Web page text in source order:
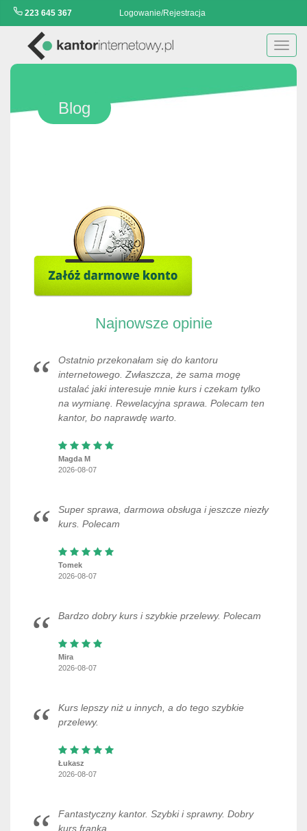
223 645 367 Logowanie/Rejestracja
Blog
Najnowsze opinie
Ostatnio przekonałam się do kantoru
internetowego. Zwłaszcza, że sama mogę
ustalać jaki interesuje mnie kurs i czekam tylko
na wymianę. Rewelacyjna sprawa. Polecam ten
kantor, bo naprawdę warto.
Magda M
2026-08-07
Super sprawa, darmowa obsługa i jeszcze niezły
kurs. Polecam
Tomek
2026-08-07
Bardzo dobry kurs i szybkie przelewy. Polecam
Mira
2026-08-07
Kurs lepszy niż u innych, a do tego szybkie
przelewy.
Łukasz
2026-08-07
Fantastyczny kantor. Szybki i sprawny. Dobry
kurs franka